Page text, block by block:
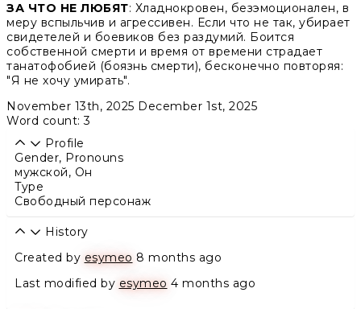
ЗА ЧТО НЕ ЛЮБЯТ: Хладнокровен, безэмоционален, в
меру вспыльчив и агрессивен. Если что не так, убирает
свидетелей и боевиков без раздумий. Боится
собственной смерти и время от времени страдает
танатофобией (боязнь смерти), бесконечно повторяя:
"Я не хочу умирать".
November 13th, 2025 December 1st, 2025
Word count: 3
Profile
Gender, Pronouns
мужской, Он
Type
Свободный персонаж
History
Created by esymeo 8 months ago
Last modified by esymeo 4 months ago